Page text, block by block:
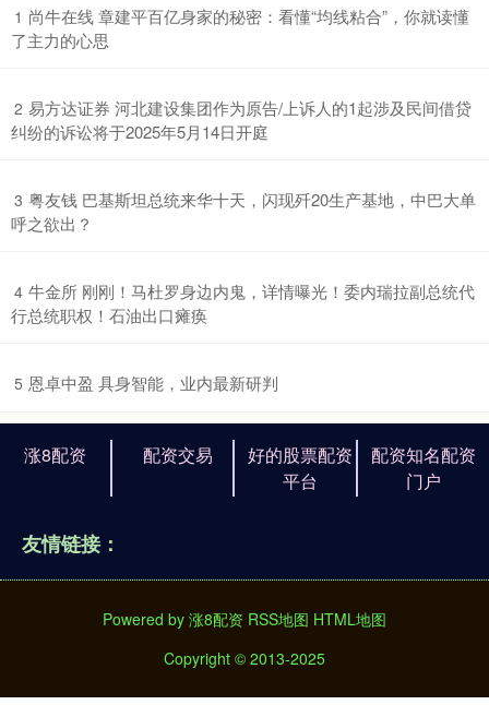
1 ​尚牛在线 章建平百亿身家的秘密：看懂“均线粘合”，你就读懂
了主力的心思
2 ​易方达证券 河北建设集团作为原告/上诉人的1起涉及民间借贷
纠纷的诉讼将于2025年5月14日开庭
3 ​粤友钱 巴基斯坦总统来华十天，闪现歼20生产基地，中巴大单
呼之欲出？
4 ​牛金所 刚刚！马杜罗身边内鬼，详情曝光！委内瑞拉副总统代
行总统职权！石油出口瘫痪
5 ​恩卓中盈 具身智能，业内最新研判
涨8配资 配资交易
好的股票配资
平台
配资知名配资
门户
友情链接：
Powered by 涨8配资 RSS地图 HTML地图
Copyright © 2013-2025